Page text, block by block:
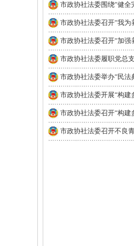
市政协社法委围绕“健
市政协社法委召开“我为
市政协社法委召开“加
市政协社法委履职党总
市政协社法委举办“民法
市政协社法委开展“构
市政协社法委召开“构
市政协社法委召开不良